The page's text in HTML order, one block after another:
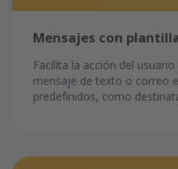
Mensajes con
Facilita la acción del
mensaje de texto o correo
predefinidos, como